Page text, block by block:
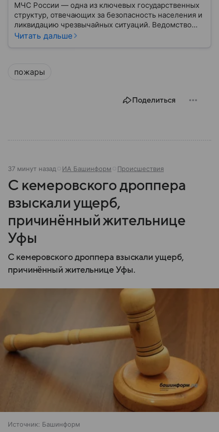
МЧС России — одна из ключевых государственных
структур, отвечающих за безопасность населения и
ликвидацию чрезвычайных ситуаций. Ведомство
играет важную роль в защите граждан от
задачи выполняет и какую роль играет в
Читать дальше
пожары
Поделиться
37 минут назад ИА Башинформ Происшествия
С кемеровского дроппера
взыскали ущерб,
причинённый жительнице
Уфы
С кемеровского дроппера взыскали ущерб,
причинённый жительнице Уфы.
Источник: Башинформ